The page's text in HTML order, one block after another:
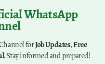
WhatsApp
forJob Updates,Free
. Stay informed and prepared!